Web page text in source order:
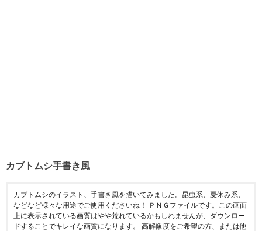
カブトムシ手書き風
カブトムシのイラスト、手書き風を描いてみました。昆虫系、夏休み系、
などなど様々な用途でご使用くださいね！ ＰＮＧファイルです。この画面
上に表示されている画質はやや荒れているかもしれませんが、ダウンロー
ドすることでキレイな画質になります。 高解像度をご希望の方、または他